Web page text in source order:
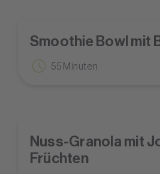
Smoothie Bowl mit
55 Minuten
Nuss-Granola mit
Früchten